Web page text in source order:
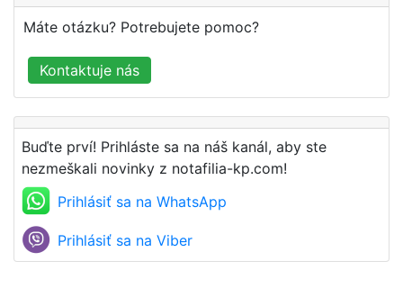
Máte otázku? Potrebujete pomoc?
Kontaktuje nás
Buďte prví! Prihláste sa na náš kanál, aby ste
nezmeškali novinky z notafilia-kp.com!
Prihlásiť sa na WhatsApp
Prihlásiť sa na Viber